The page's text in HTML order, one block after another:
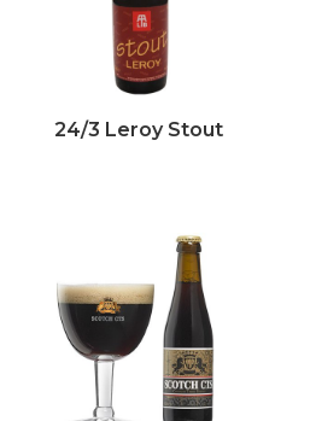
24/3 Leroy Stout